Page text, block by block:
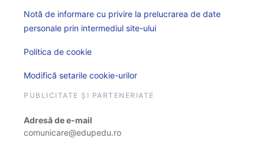
Notă de informare cu privire la prelucrarea de date
personale prin intermediul site-ului
Politica de cookie
Modifică setarile cookie-urilor
PUBLICITATE ȘI PARTENERIATE
Adresă de e-mail
comunicare@edupedu.ro